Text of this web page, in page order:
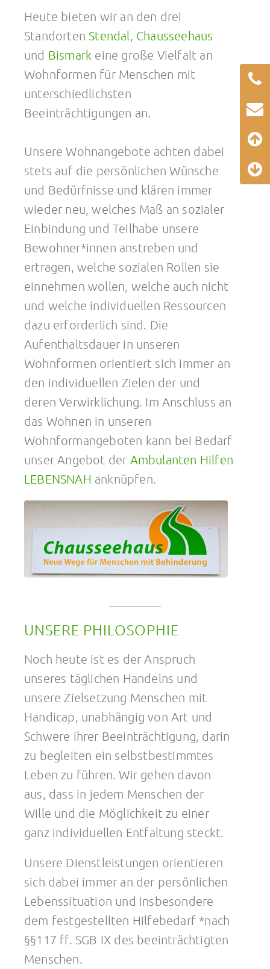
Heute bieten wir an den drei
Standorten Stendal, Chausseehaus
und Bismark eine große Vielfalt an
Wohnformen für Menschen mit
unterschiedlichsten
Beeinträchtigungen an.
Unsere Wohnangebote achten dabei
stets auf die persönlichen Wünsche
und Bedürfnisse und klären immer
wieder neu, welches Maß an sozialer
Einbindung und Teilhabe unsere
Bewohner*innen anstreben und
ertragen, welche sozialen Rollen sie
einnehmen wollen, welche auch nicht
und welche individuellen Ressourcen
dazu erforderlich sind. Die
Aufenthaltsdauer in unseren
Wohnformen orientiert sich immer an
den individuellen Zielen der und
deren Verwirklichung. Im Anschluss an
das Wohnen in unseren
Wohnformangeboten kann bei Bedarf
unser Angebot der Ambulanten Hilfen
LEBENSNAH anknüpfen.
UNSERE PHILOSOPHIE
Noch heute ist es der Anspruch
unseres täglichen Handelns und
unsere Zielsetzung Menschen mit
Handicap, unabhängig von Art und
Schwere ihrer Beeinträchtigung, darin
zu begleiten ein selbstbestimmtes
Leben zu führen. Wir gehen davon
aus, dass in jedem Menschen der
Wille und die Möglichkeit zu einer
ganz individuellen Entfaltung steckt.
Unsere Dienstleistungen orientieren
sich dabei immer an der persönlichen
Lebenssituation und insbesondere
dem festgestellten Hilfebedarf *nach
§§117 ff. SGB IX des beeinträchtigten
Menschen.